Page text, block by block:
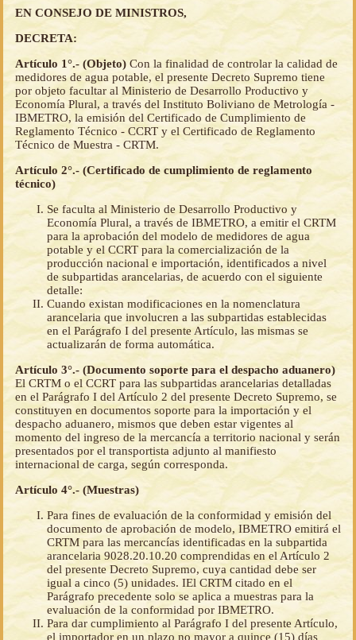
EN CONSEJO DE MINISTROS,
DECRETA:
Artículo 1°.- (Objeto) Con la finalidad de controlar la calidad de
medidores de agua potable, el presente Decreto Supremo tiene
por objeto facultar al Ministerio de Desarrollo Productivo y
Economía Plural, a través del Instituto Boliviano de Metrología -
IBMETRO, la emisión del Certificado de Cumplimiento de
Reglamento Técnico - CCRT y el Certificado de Reglamento
Técnico de Muestra - CRTM.
Artículo 2°.- (Certificado de cumplimiento de reglamento
técnico)
Se faculta al Ministerio de Desarrollo Productivo y
Economía Plural, a través de IBMETRO, a emitir el CRTM
para la aprobación del modelo de medidores de agua
potable y el CCRT para la comercialización de la
producción nacional e importación, identificados a nivel
de subpartidas arancelarias, de acuerdo con el siguiente
detalle:
Cuando existan modificaciones en la nomenclatura
arancelaria que involucren a las subpartidas establecidas
en el Parágrafo I del presente Artículo, las mismas se
actualizarán de forma automática.
Artículo 3°.- (Documento soporte para el despacho aduanero)
El CRTM o el CCRT para las subpartidas arancelarias detalladas
en el Parágrafo I del Artículo 2 del presente Decreto Supremo, se
constituyen en documentos soporte para la importación y el
despacho aduanero, mismos que deben estar vigentes al
momento del ingreso de la mercancía a territorio nacional y serán
presentados por el transportista adjunto al manifiesto
internacional de carga, según corresponda.
Artículo 4°.- (Muestras)
Para fines de evaluación de la conformidad y emisión del
documento de aprobación de modelo, IBMETRO emitirá el
CRTM para las mercancías identificadas en la subpartida
arancelaria 9028.20.10.20 comprendidas en el Artículo 2
del presente Decreto Supremo, cuya cantidad debe ser
igual a cinco (5) unidades. IEl CRTM citado en el
Parágrafo precedente solo se aplica a muestras para la
evaluación de la conformidad por IBMETRO.
Para dar cumplimiento al Parágrafo I del presente Artículo,
el importador en un plazo no mayor a quince (15) días